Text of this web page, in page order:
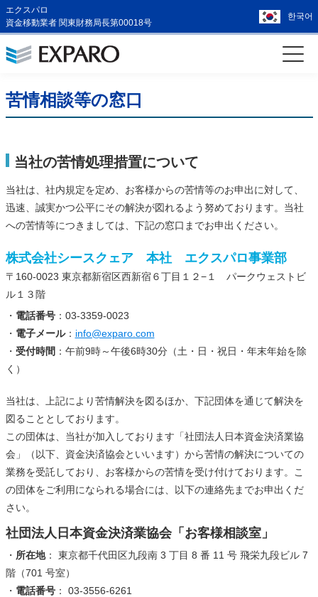
エクスパロ
資金移動業者 関東財務局長第00018号
한국어
苦情相談等の窓口
当社の苦情処理措置について
当社は、社内規定を定め、お客様からの苦情等のお申出に対して、
迅速、誠実かつ公平にその解決が図れるよう努めております。当社
への苦情等につきましては、下記の窓口までお申出ください。
株式会社シースクェア 本社 エクスパロ事業部
〒160-0023 東京都新宿区西新宿６丁目１２−１ パークウェストビ
ル１３階
・ 電話番号：03-3359-0023
・ 電子メール： info@exparo.com
・ 受付時間 ：午前9時～午後6時30分（土・日・祝日・年末年始を除
く）
当社は、上記により苦情解決を図るほか、下記団体を通じて解決を
図ることとしております。
この団体は、当社が加入しております「社団法人日本資金決済業協
会」（以下、資金決済協会といいます）から苦情の解決についての
業務を受託しており、お客様からの苦情を受け付けております。こ
の団体をご利用になられる場合には、以下の連絡先までお申出くだ
さい。
社団法人日本資金決済業協会「お客様相談室」
・ 所在地： 東京都千代田区九段南 3 丁目 8 番 11 号 飛栄九段ビル 7
階（701 号室）
・ 電話番号： 03-3556-6261